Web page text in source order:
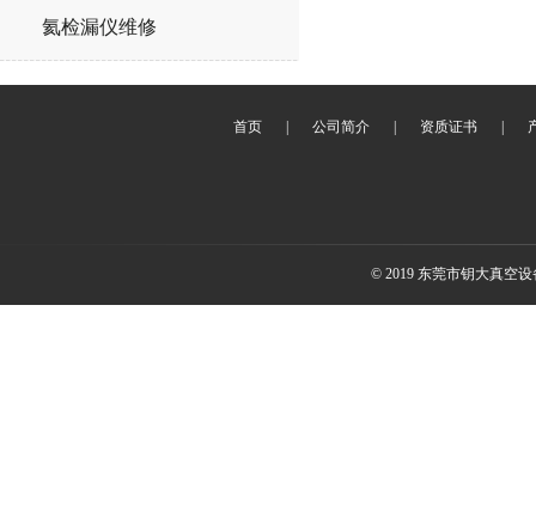
氦检漏仪维修
首页 公司简介 资质证书
© 2019 东莞市钥大真空